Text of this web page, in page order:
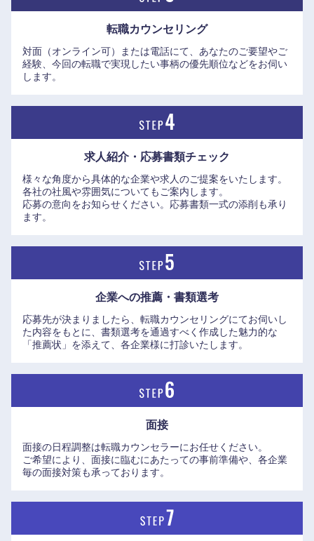
転職カウンセリング
対面（オンライン可）または電話にて、あなたのご要望やご
経験、今回の転職で実現したい事柄の優先順位などをお伺い
します。
求人紹介・応募書類チェック
様々な角度から具体的な企業や求人のご提案をいたします。
各社の社風や雰囲気についてもご案内します。
応募の意向をお知らせください。応募書類一式の添削も承り
ます。
企業への推薦・書類選考
応募先が決まりましたら、転職カウンセリングにてお伺いし
た内容をもとに、書類選考を通過すべく作成した魅力的な
「推薦状」を添えて、各企業様に打診いたします。
面接
面接の日程調整は転職カウンセラーにお任せください。
ご希望により、面接に臨むにあたっての事前準備や、各企業
毎の面接対策も承っております。
長崎県 熊本県